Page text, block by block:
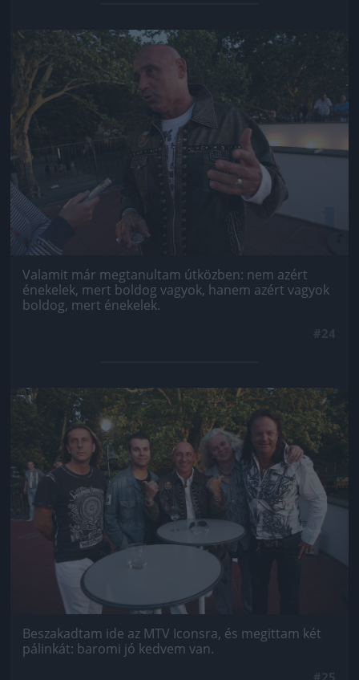
Jön még kép!
Valamit már megtanultam útközben: nem azért
énekelek, mert boldog vagyok, hanem azért vagyok
boldog, mert énekelek.
Jön még kép!
Beszakadtam ide az MTV Iconsra, és megittam két
pálinkát: baromi jó kedvem van.